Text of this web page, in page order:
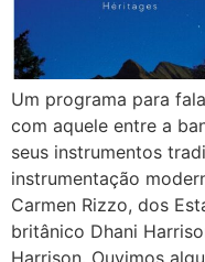
Um programa para
com aquele entre a
seus instrumentos
instrumentação
Carmen Rizzo, dos
britânico Dhani